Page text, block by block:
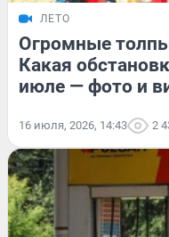
ЛЕТО
Огромные
Какая
июле — фото и
16 июля, 2026, 14:43 2